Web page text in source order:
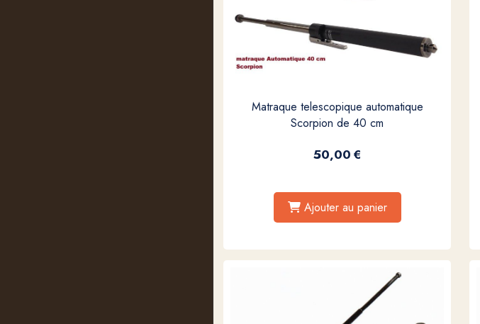
Matraque telescopique automatique
Scorpion de 40 cm
50,00€
Ajouter au panier